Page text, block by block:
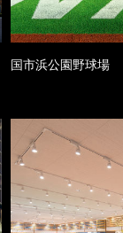
国市浜公園野球場